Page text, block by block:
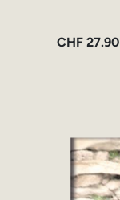
CHF27.90